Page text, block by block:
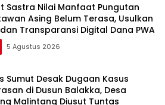
Sastra Nilai Manfaat Pungutan
Asing Belum Terasa, Usulkan
dan Transparansi Digital Dana PWA
5 Agustus 2026
Sumut Desak Dugaan Kasus
di Dusun Balakka, Desa
Malintang Diusut Tuntas